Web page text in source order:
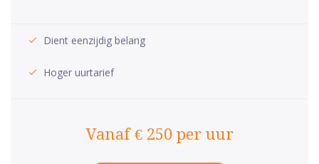
Dient eenzijdig belang
Hoger uurtarief
Vanaf € 250 per uur